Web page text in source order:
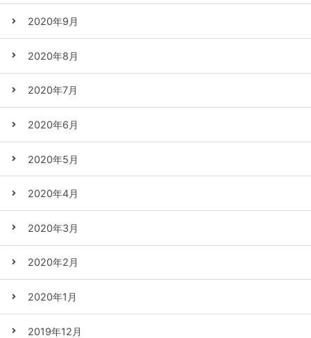
2020年9月
2020年8月
2020年7月
2020年6月
2020年5月
2020年4月
2020年3月
2020年2月
2020年1月
2019年12月